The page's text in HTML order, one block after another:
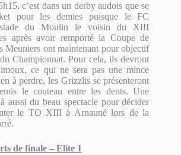
c’est dans un derby audois que se
pour les demies puisque le FC
du Moulin le voisin du XIII
après avoir remporté la Coupe de
Meuniers ont maintenant pour objectif
Championnat. Pour cela, ils devront
ce qui ne sera pas une mince
à perdre, les Grizzlis se présenteront
le couteau entre les dents. Une
aussi du beau spectacle pour décider
le TO XIII à Arnauné lors de la
de finale – Elite 1